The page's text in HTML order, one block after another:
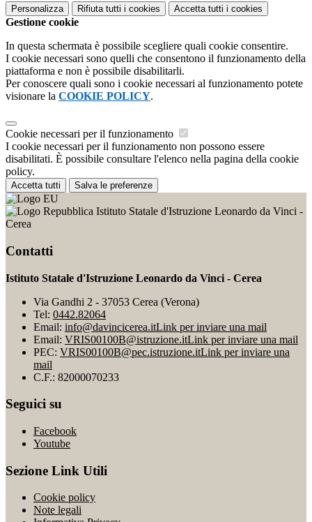
Personalizza Rifiuta tutti i cookies Accetta tutti i cookies
Gestione cookie
In questa schermata è possibile scegliere quali cookie consentire.
I cookie necessari sono quelli che consentono il funzionamento della
piattaforma e non è possibile disabilitarli.
Per conoscere quali sono i cookie necessari al funzionamento potete
visionare la COOKIE POLICY.
Cookie necessari per il funzionamento
I cookie necessari per il funzionamento non possono essere
disabilitati. È possibile consultare l'elenco nella pagina della cookie
policy.
Accetta tutti Salva le preferenze
Istituto Statale d'Istruzione Leonardo da Vinci -
Cerea
Contatti
Istituto Statale d'Istruzione Leonardo da Vinci - Cerea
Via Gandhi 2 - 37053 Cerea (Verona)
Tel: 0442.82064
Email: info@davincicerea.itLink per inviare una mail
Email: VRIS00100B@istruzione.itLink per inviare una mail
PEC: VRIS00100B@pec.istruzione.itLink per inviare una
mail
C.F.: 82000070233
Seguici su
Facebook
Youtube
Sezione Link Utili
Cookie policy
Note legali